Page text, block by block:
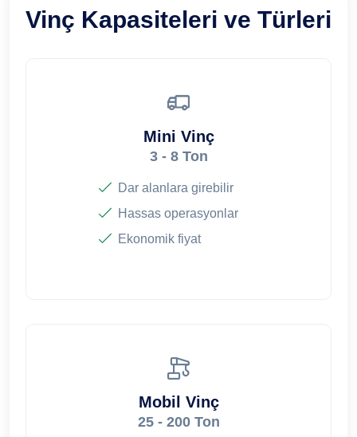
Vinç Kapasiteleri ve Türleri
Mini Vinç
3 - 8 Ton
Dar alanlara girebilir
Hassas operasyonlar
Ekonomik fiyat
Mobil Vinç
25 - 200 Ton